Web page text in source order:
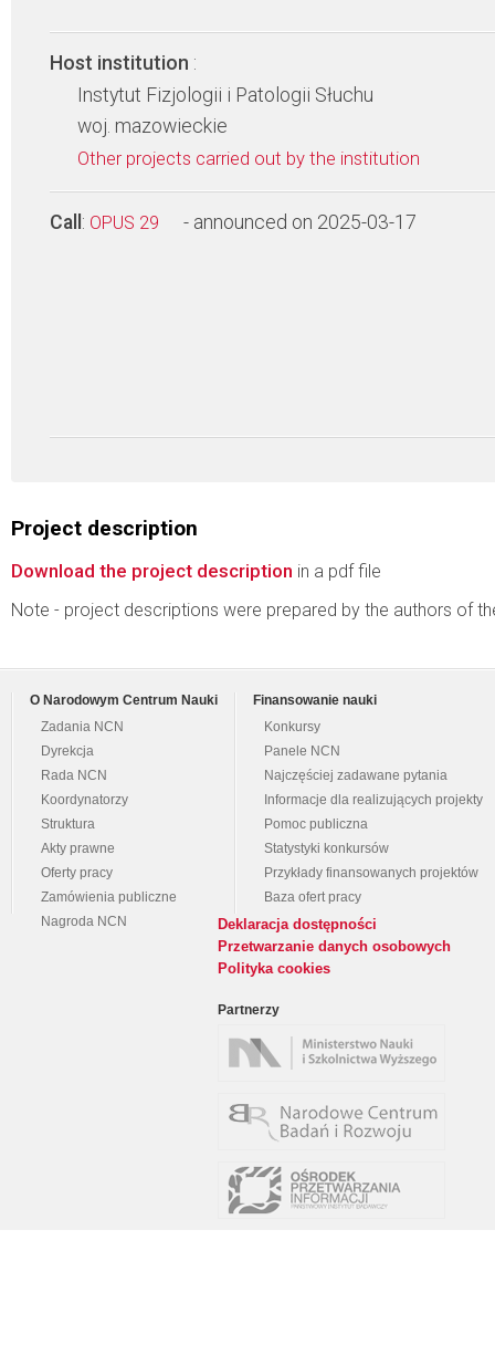
Host institution :
Instytut Fizjologii i Patologii Słuchu
woj. mazowieckie
Other projects carried out by the institution
Call : OPUS 29 - announced on 2025-03-17
Project description
Download the project description in a pdf file
Note - project descriptions were prepared by the authors of
O Narodowym Centrum Nauki
Zadania NCN
Dyrekcja
Rada NCN
Koordynatorzy
Struktura
Akty prawne
Oferty pracy
Zamówienia publiczne
Nagroda NCN
Finansowanie nauki
Konkursy
Panele NCN
Najczęściej zadawane pytania
Informacje dla realizujących projekty
Pomoc publiczna
Statystyki konkursów
Przykłady finansowanych projektów
Baza ofert pracy
Deklaracja dostępności
Przetwarzanie danych osobowych
Polityka cookies
Partnerzy